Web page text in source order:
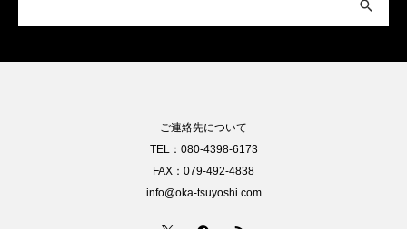
ご連絡先について
TEL：080-4398-6173
FAX：079-492-4838
info@oka-tsuyoshi.com